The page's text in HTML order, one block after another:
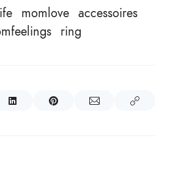
momlove accessoires
ring